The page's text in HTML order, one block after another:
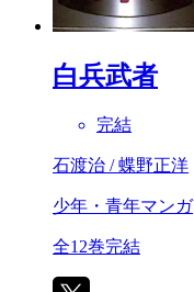
白兵武者
完結
石渡治 / 蝶野正洋
少年・青年マンガ
全12巻完結